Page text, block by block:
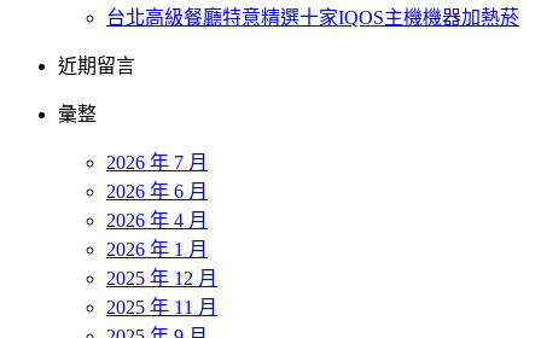
台北高級餐廳特意精選十家IQOS主機機器加熱菸
近期留言
彙整
2026 年 7 月
2026 年 6 月
2026 年 4 月
2026 年 1 月
2025 年 12 月
2025 年 11 月